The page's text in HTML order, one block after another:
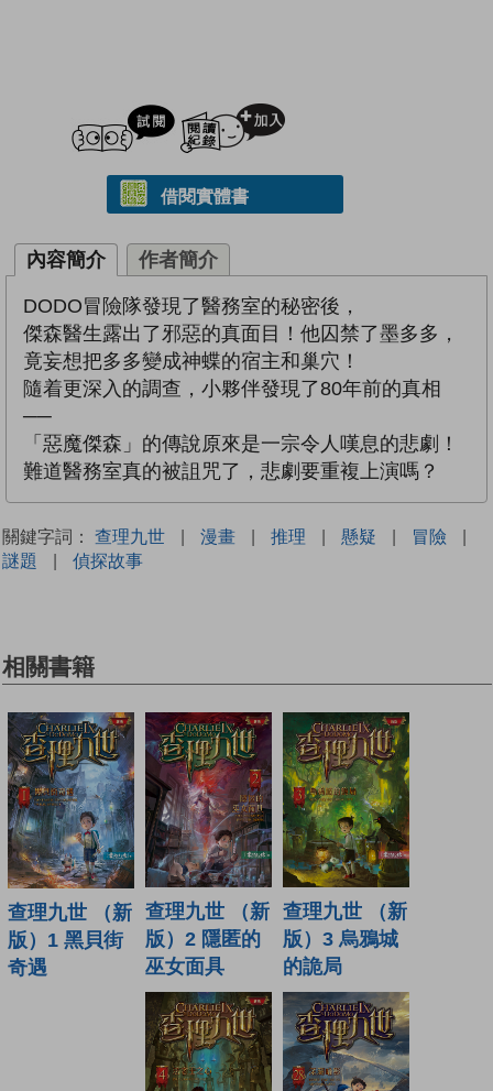
試閲
借閱實體書
內容簡介 作者簡介
DODO冒險隊發現了醫務室的秘密後，
傑森醫生露出了邪惡的真面目！他囚禁了墨多多，
竟妄想把多多變成神蝶的宿主和巢穴！
隨着更深入的調查，小夥伴發現了80年前的真相
──
「惡魔傑森」的傳說原來是一宗令人嘆息的悲劇！
難道醫務室真的被詛咒了，悲劇要重複上演嗎？
關鍵字詞： 查理九世 | 漫畫 | 推理 | 懸疑 | 冒險
|
謎題
| 偵探故事
相關書籍
查理九世 （新
版）1 黑貝街
奇遇
查理九世 （新
版）2 隱匿的
巫女面具
查理九世 （新
版）3 烏鴉城
的詭局